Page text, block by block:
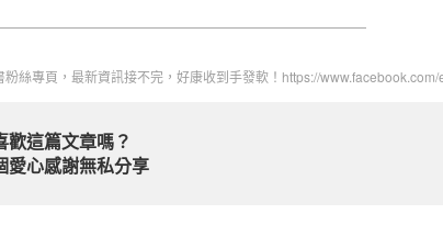
絲專頁，最新資訊接不完，好康收到手發軟！https://
歡這篇文章嗎？
愛心感謝無私分享